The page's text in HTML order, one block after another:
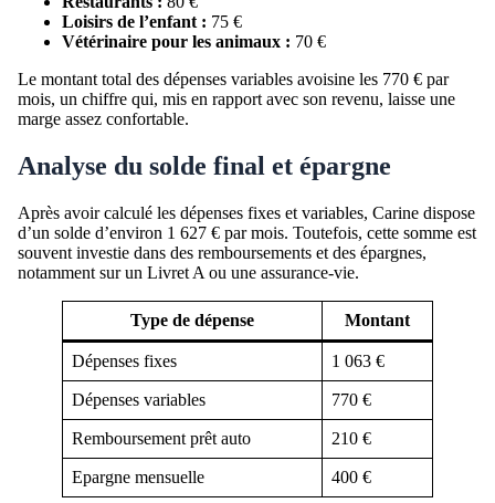
Loisirs de l’enfant : 75 €
Vétérinaire pour les animaux : 70 €
Le montant total des dépenses variables avoisine les 770 € par
mois, un chiffre qui, mis en rapport avec son revenu, laisse une
marge assez confortable.
Analyse du solde final et épargne
Après avoir calculé les dépenses fixes et variables, Carine dispose
d’un solde d’environ 1 627 € par mois. Toutefois, cette somme est
souvent investie dans des remboursements et des épargnes,
notamment sur un Livret A ou une assurance-vie.
Type de dépense Montant
Dépenses fixes 1 063 €
Dépenses variables 770 €
Remboursement prêt auto 210 €
Epargne mensuelle 400 €